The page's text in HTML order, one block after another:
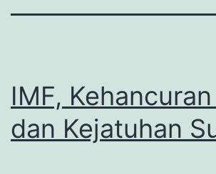
IMF,
dan Kejatuhan